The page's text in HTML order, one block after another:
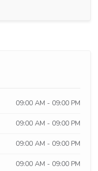
09:00 AM - 09:00 PM
09:00 AM - 09:00 PM
09:00 AM - 09:00 PM
09:00 AM - 09:00 PM